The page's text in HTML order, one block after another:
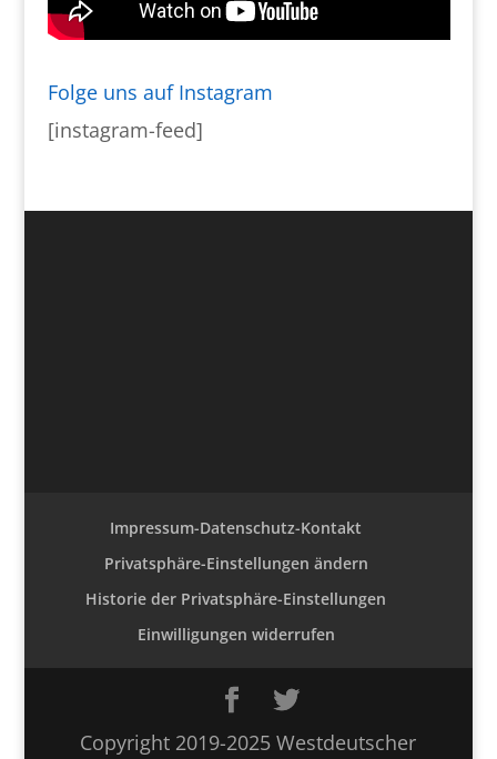
Folge uns auf Instagram
[instagram-feed]
Impressum-Datenschutz-Kontakt
Privatsphäre-Einstellungen ändern
Historie der Privatsphäre-Einstellungen
Einwilligungen widerrufen
Copyright 2019-2025 Westdeutscher